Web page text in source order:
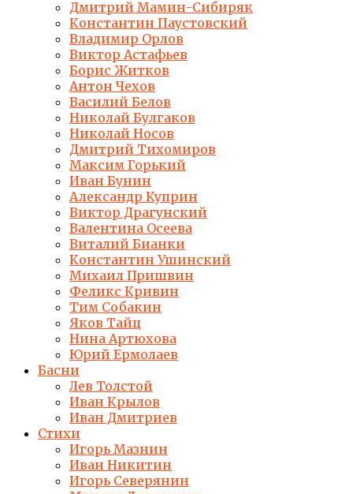
Дмитрий Мамин-Сибиряк
Константин Паустовский
Владимир Орлов
Виктор Астафьев
Борис Житков
Антон Чехов
Василий Белов
Николай Булгаков
Николай Носов
Дмитрий Тихомиров
Максим Горький
Иван Бунин
Александр Куприн
Виктор Драгунский
Валентина Осеева
Виталий Бианки
Константин Ушинский
Михаил Пришвин
Феликс Кривин
Тим Собакин
Яков Тайц
Нина Артюхова
Юрий Ермолаев
Басни
Лев Толстой
Иван Крылов
Иван Дмитриев
Стихи
Игорь Мазнин
Иван Никитин
Игорь Северянин